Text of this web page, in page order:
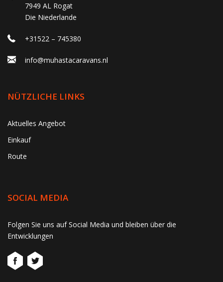
7949 AL Rogat
Die Niederlande
+31522 – 745380
info@muhastacaravans.nl
NÜTZLICHE LINKS
Aktuelles Angebot
Einkauf
Route
SOCIAL MEDIA
Folgen Sie uns auf Social Media und bleiben über die
Entwicklungen
gtag('consent', 'update', function() { window.dataLayer =
window.dataLayer || []; window.dataLayer.push({ 'event':